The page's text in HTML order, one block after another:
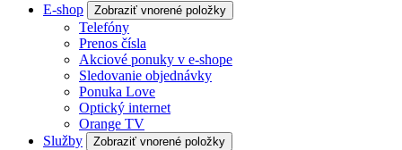
E-shop Zobraziť vnorené položky
Telefóny
Prenos čísla
Akciové ponuky v e-shope
Sledovanie objednávky
Ponuka Love
Optický internet
Orange TV
Služby
Zobraziť vnorené položky